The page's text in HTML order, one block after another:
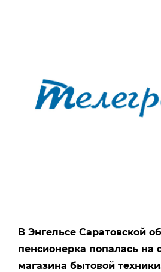
В Энгельсе Саратовской
пенсионерка попалась на
магазина бытовой